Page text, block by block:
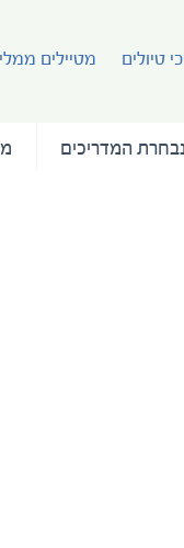
טיולים מטיילים
נבחרת המדריכים